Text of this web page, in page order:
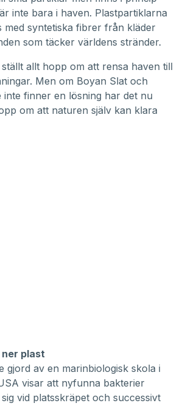
inte bara i haven. Plastpartiklarna
med syntetiska fibrer från kläder
som täcker världens stränder.
allt hopp om att rensa haven till
Men om Boyan Slat och
finner en lösning har det nu
om att naturen själv kan klara
plast
gjord av en marinbiologisk skola i
visar att nyfunna bakterier
vid platsskräpet och successivt